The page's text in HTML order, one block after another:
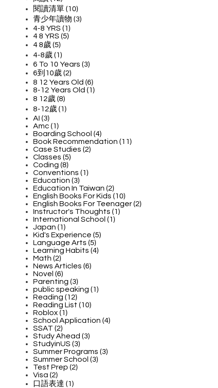
閱讀清單 (10)
青少年讀物 (3)
4-8 YRS (1)
4 8 YRS (5)
4 8歲 (5)
4-8歲 (1)
6 To 10 Years (3)
6到10歲 (2)
8 12 Years Old (6)
8-12 Years Old (1)
8 12歲 (8)
8-12歲 (1)
AI (3)
Amc (1)
Boarding School (4)
Book Recommendation (11)
Case Studies (2)
Classes (5)
Coding (8)
Conventions (1)
Education (3)
Education In Taiwan (2)
English Books For Kids (10)
English Books For Teenager (2)
Instructor's Thoughts (1)
International School (1)
Japan (1)
Kid's Experience (5)
Language Arts (5)
Learning Habits (4)
Math (2)
News Articles (6)
Novel (6)
Parenting (3)
public speaking (1)
Reading (12)
Reading List (10)
Roblox (1)
School Application (4)
SSAT (2)
Study Ahead (3)
StudyinUS (3)
Summer Programs (3)
Summer School (3)
Test Prep (2)
Visa (2)
口語表達 (1)